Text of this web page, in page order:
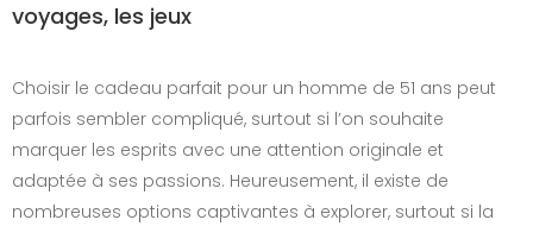
voyages, les jeux
Choisir le cadeau parfait pour un homme de 51 ans peut
parfois sembler compliqué, surtout si l’on souhaite
marquer les esprits avec une attention originale et
adaptée à ses passions. Heureusement, il existe de
nombreuses options captivantes à explorer, surtout si la